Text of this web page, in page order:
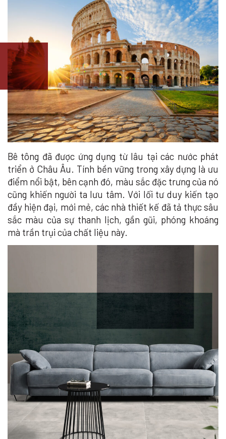
Bê tông đã được ứng dụng từ lâu tại các nước phát
triển ở Châu Âu. Tính bền vững trong xây dựng là ưu
điểm nổi bật, bên cạnh đó, màu sắc đặc trưng của nó
cũng khiến người ta lưu tâm. Với lối tư duy kiến tạo
đầy hiện đại, mới mẻ, các nhà thiết kế đã tả thực sâu
sắc màu của sự thanh lịch, gần gũi, phóng khoáng
mà trần trụi của chất liệu này.